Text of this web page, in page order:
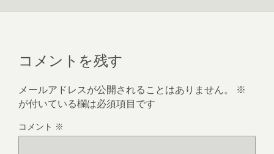
コメントを残す
メールアドレスが公開されることはありません。
※
が付いている欄は必須項目です
コメント ※